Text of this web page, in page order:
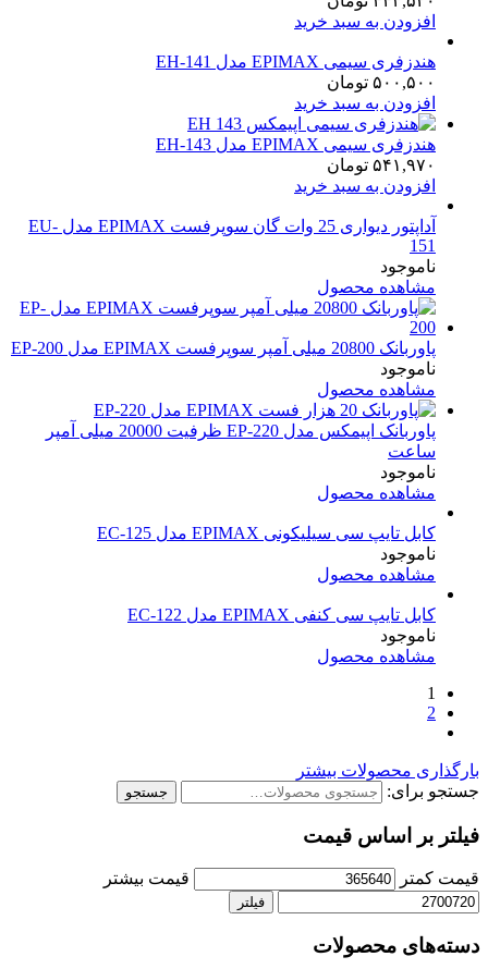
افزودن به سبد خرید
هندزفری سیمی EPIMAX مدل EH-141
۵۰۰,۵۰۰ تومان
افزودن به سبد خرید
هندزفری سیمی EPIMAX مدل EH-143
۵۴۱,۹۷۰ تومان
افزودن به سبد خرید
آداپتور دیواری 25 وات گان سوپرفست EPIMAX مدل EU-
151
ناموجود
مشاهده محصول
پاوربانک 20800 میلی آمپر سوپرفست EPIMAX مدل EP-200
ناموجود
مشاهده محصول
پاوربانک اپیمکس مدل EP-220 ظرفیت 20000 میلی آمپر
ساعت
ناموجود
مشاهده محصول
کابل تایپ سی سیلیکونی EPIMAX مدل EC-125
ناموجود
مشاهده محصول
کابل تایپ سی کنفی EPIMAX مدل EC-122
ناموجود
مشاهده محصول
1
2
بارگذاری محصولات بیشتر
جستجو برای:
جستجو
فیلتر بر اساس قیمت
قیمت کمتر قیمت بیشتر
فیلتر
دسته‌های محصولات